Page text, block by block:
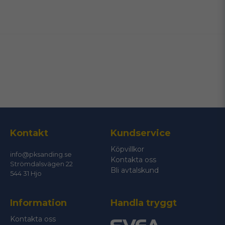
Ja, ni får publicera min fråga
Skicka fråga
Kontakt
info@pksanding.se
Strömdalsvägen 22
544 31 Hjo
Kundservice
Köpvillkor
Kontakta oss
Bli avtalskund
Information
Kontakta oss
Handla tryggt